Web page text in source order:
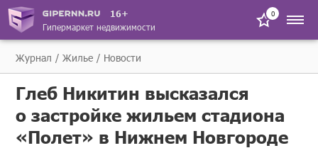
16+
Гипермаркет недвижимости
0
Журнал Жилье Новости
Глеб Никитин высказался
о застройке жильем стадиона
«Полет» в Нижнем Новгороде